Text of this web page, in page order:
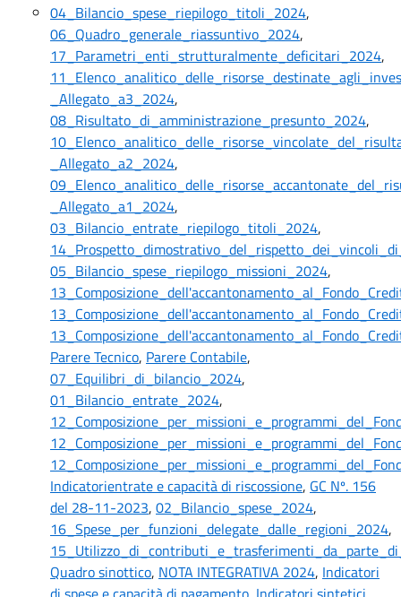
04_Bilancio_spese_riepilogo_titoli_2024,
06_Quadro_generale_riassuntivo_2024,
17_Parametri_enti_strutturalmente_deficitari_2024,
_Allegato_a3_2024,
08_Risultato_di_amministrazione_presunto_2024,
_Allegato_a2_2024,
_Allegato_a1_2024,
03_Bilancio_entrate_riepilogo_titoli_2024,
05_Bilancio_spese_riepilogo_missioni_2024,
Parere Tecnico, Parere Contabile,
07_Equilibri_di_bilancio_2024,
01_Bilancio_entrate_2024,
Indicatorientrate e capacità di riscossione, GC Nº. 156
del 28-11-2023, 02_Bilancio_spese_2024,
16_Spese_per_funzioni_delegate_dalle_regioni_2024,
Quadro sinottico, NOTA INTEGRATIVA 2024, Indicatori